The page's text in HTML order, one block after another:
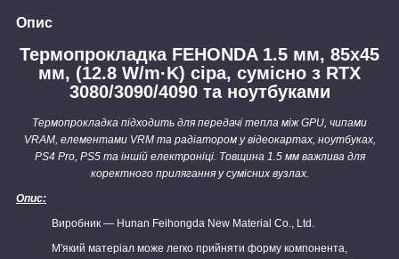
Опис
Термопрокладка FEHONDA 1.5 мм, 85x45
мм, (12.8 W/m·K) сіра, сумісно з RTX
3080/3090/4090 та ноутбуками
Термопрокладка підходить для передачі тепла між GPU, чипами
VRAM, елементами VRM та радіатором у відеокартах, ноутбуках,
PS4 Pro, PS5 та іншій електроніці. Товщина 1.5 мм важлива для
коректного прилягання у сумісних вузлах.
Опис:
Виробник — Hunan Feihongda New Material Co., Ltd.
М'який матеріал може легко прийняти форму компонента,